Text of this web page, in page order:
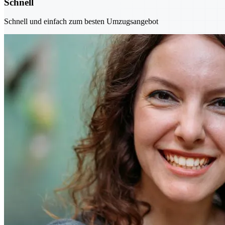
Schnell und einfach zum besten Umzugsangebot